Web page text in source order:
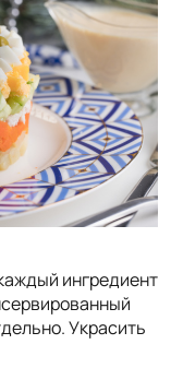
ингредиент
Украсить